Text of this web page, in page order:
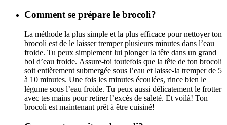
Comment se prépare le brocoli?
La méthode la plus simple et la plus efficace pour nettoyer ton
brocoli est de le laisser tremper plusieurs minutes dans l’eau
froide. Tu peux simplement lui plonger la tête dans un grand
bol d’eau froide. Assure-toi toutefois que la tête de ton brocoli
soit entièrement submergée sous l’eau et laisse-la tremper de 5
à 10 minutes. Une fois les minutes écoulées, rince bien le
légume sous l’eau froide. Tu peux aussi délicatement le frotter
avec tes mains pour retirer l’excès de saleté. Et voilà! Ton
brocoli est maintenant prêt à être cuisiné!